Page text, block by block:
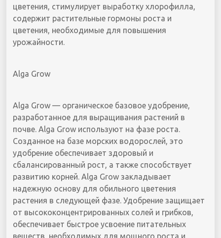
цветения, стимулирует выработку хлорофилла,
содержит растительные гормоны роста и
цветения, необходимые для повышения
урожайности.
Alga Grow
Alga Grow — органическое базовое удобрение,
разработанное для выращивания растений в
почве. Alga Grow используют на фазе роста.
Созданное на базе морских водорослей, это
удобрение обеспечивает здоровый и
сбалансированный рост, а также способствует
развитию корней. Alga Grow закладывает
надежную основу для обильного цветения
растения в следующей фазе. Удобрение защищает
от высококонцентрированных солей и грибков,
обеспечивает быстрое усвоение питательных
веществ, необходимых для мощного роста и